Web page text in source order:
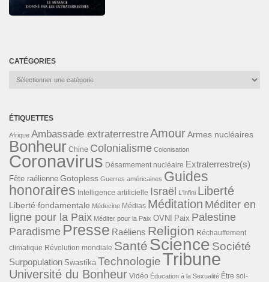
CATÉGORIES
Catégories
ÉTIQUETTES
Afrique Ambassade extraterrestreAmourArmes nucléaires
Bonheur Chine Colonialisme Colonisation
Coronavirus Désarmement nucléaire Extraterrestre(s)
Fête raélienne Gotopless Guerres américaines Guides
honoraires Intelligence artificielle Israël L'infini Liberté
Liberté fondamentale Médecine Médias Méditation Méditer en
ligne pour la Paix Méditer pour la Paix OVNI Paix Palestine
Paradisme Presse Raéliens Religion Réchauffement
climatique Révolution mondiale Santé Science Société
Surpopulation Swastika TechnologieTribune
Université du Bonheur Vidéo Éducation à la Sexualité Être soi-